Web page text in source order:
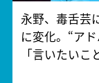
永野、毒舌芸
に変化。“ア
「言いたいこ